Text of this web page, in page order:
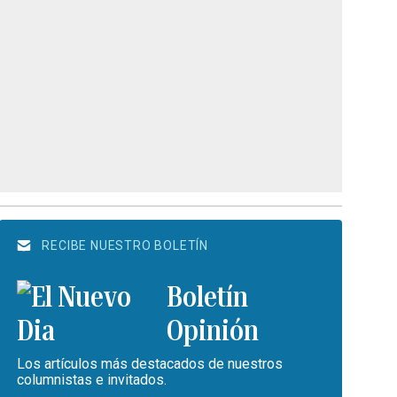
RECIBE NUESTRO BOLETÍN
Boletín
Opinión
Los artículos más destacados de nuestros
columnistas e invitados.